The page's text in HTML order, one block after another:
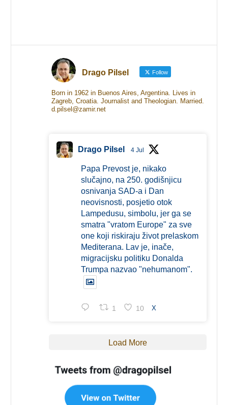
Drago Pilsel Follow
Born in 1962 in Buenos Aires, Argentina. Lives in
Zagreb, Croatia. Journalist and Theologian. Married.
d.pilsel@zamir.net
Drago Pilsel 4 Jul
Papa Prevost je, nikako
slučajno, na 250. godišnjicu
osnivanja SAD-a i Dan
neovisnosti, posjetio otok
Lampedusu, simbolu, jer ga se
smatra "vratom Europe" za sve
one koji riskiraju život prelaskom
Mediterana. Lav je, inače,
migracijsku politiku Donalda
Trumpa nazvao "nehumanom".
1 10 X
Load More